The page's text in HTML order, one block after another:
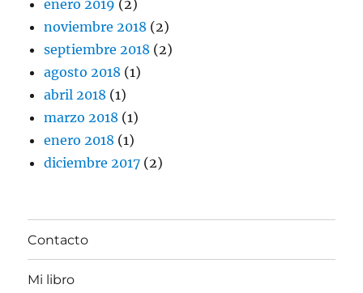
enero 2019 (2)
noviembre 2018 (2)
septiembre 2018 (2)
agosto 2018 (1)
abril 2018 (1)
marzo 2018 (1)
enero 2018 (1)
diciembre 2017 (2)
Contacto
Mi libro